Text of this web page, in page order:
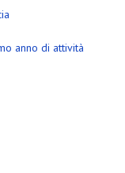
anno di attività